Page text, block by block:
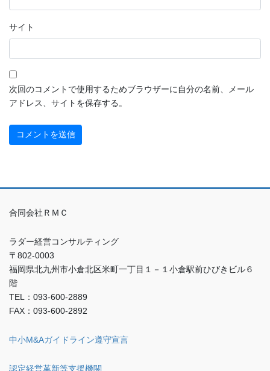
サイト
次回のコメントで使用するためブラウザーに自分の名前、メール
アドレス、サイトを保存する。
合同会社ＲＭＣ
ラダー経営コンサルティング
〒802-0003
福岡県北九州市小倉北区米町一丁目１－１小倉駅前ひびきビル６
階
TEL：093-600-2889
FAX：093-600-2892
中小M&Aガイドライン遵守宣言
認定経営革新等支援機関